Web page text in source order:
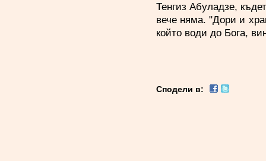
Тенгиз Абуладзе,
вече няма. "Дори и
който води до Бога,
Сподели в: